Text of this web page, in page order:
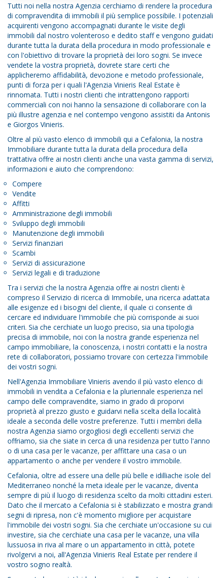
Tutti noi nella nostra Agenzia cerchiamo di rendere la procedura
di compravendita di immobili il più semplice possibile. I potenziali
acquirenti vengono accompagnati durante le visite degli
immobili dal nostro volenteroso e dedito staff e vengono guidati
durante tutta la durata della procedura in modo professionale e
con l'obiettivo di trovare la proprietà dei loro sogni. Se invece
vendete la vostra proprietà, dovrete stare certi che
applicheremo affidabilità, devozione e metodo professionale,
punti di forza per i quali l'Agenzia Vinieris Real Estate è
rinnomata. Tutti i nostri clienti che intrattengono rapporti
commerciali con noi hanno la sensazione di collaborare con la
più illustre agenzia e nel contempo vengono assistiti da Antonis
e Giorgos Vinieris.
Oltre al più vasto elenco di immobili qui a Cefalonia, la nostra
Immobiliare durante tutta la durata della procedura della
trattativa offre ai nostri clienti anche una vasta gamma di servizi,
informazioni e aiuto che comprendono:
Compere
Vendite
Affitti
Amministrazione degli immobili
Sviluppo degli immobili
Manutenzione degli immobili
Servizi finanziari
Scambi
Servizi di assicurazione
Servizi legali e di traduzione
Tra i servizi che la nostra Agenzia offre ai nostri clienti è
compreso il Servizio di ricerca di Immobile, una ricerca adattata
alle esigenze ed i bisogni del cliente, il quale ci consente di
cercare ed individuare l'immobile che più corrisponde ai suoi
criteri. Sia che cerchiate un luogo preciso, sia una tipologia
precisa di immobile, noi con la nostra grande esperienza nel
campo immobiliare, la conoscenza, i nostri contatti e la nostra
rete di collaboratori, possiamo trovare con certezza l'immobile
dei vostri sogni.
Nell'Agenzia Immobiliare Vinieris avendo il più vasto elenco di
immobili in vendita a Cefalonia e la pluriennale esperienza nel
campo delle compravendite, siamo in grado di proporvi
proprietà al prezzo giusto e guidarvi nella scelta della località
ideale a seconda delle vostre preferenze. Tutti i membri della
nostra Agenzia siamo orgogliosi degli eccellenti servizi che
offriamo, sia che siate in cerca di una residenza per tutto l'anno
o di una casa per le vacanze, per affittare una casa o un
appartamento o anche per vendere il vostro immobile.
Cefalonia, oltre ad essere una delle più belle e idilliache isole del
Mediterraneo nonché la meta ideale per le vacanze, diventa
sempre di più il luogo di residenza scelto da molti cittadini esteri.
Dato che il mercato a Cefalonia si è stabilizzato e mostra grandi
segni di ripresa, non c'è momento migliore per acquistare
l'immobile dei vostri sogni. Sia che cerchiate un'occasione su cui
investire, sia che cerchiate una casa per le vacanze, una villa
lussuosa in riva al mare o un appartamento in città, potete
rivolgervi a noi, all'Agenzia Vinieris Real Estate per rendere il
vostro sogno realtà.